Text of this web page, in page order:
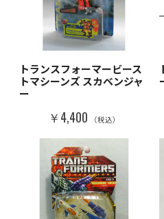
トランスフォーマービース
トマシーンズ スカベンジャ
ー
￥4,400 （税込）